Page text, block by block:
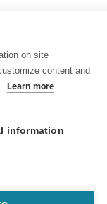
on site
content and
Learn more
information